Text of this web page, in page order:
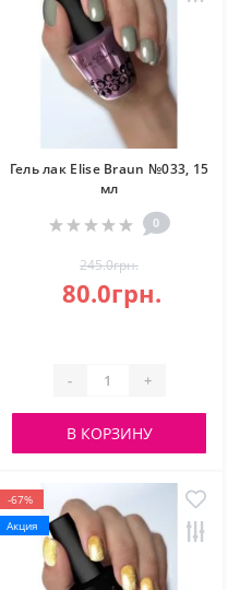
Гель лак Elise Braun №033, 15
мл
0
245.0грн.
80.0грн.
- +
В КОРЗИНУ
-67%
Акция